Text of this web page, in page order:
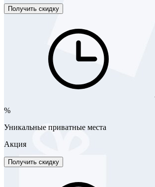
Получить скидку
%
Уникальные приватные места
Акция
Получить скидку